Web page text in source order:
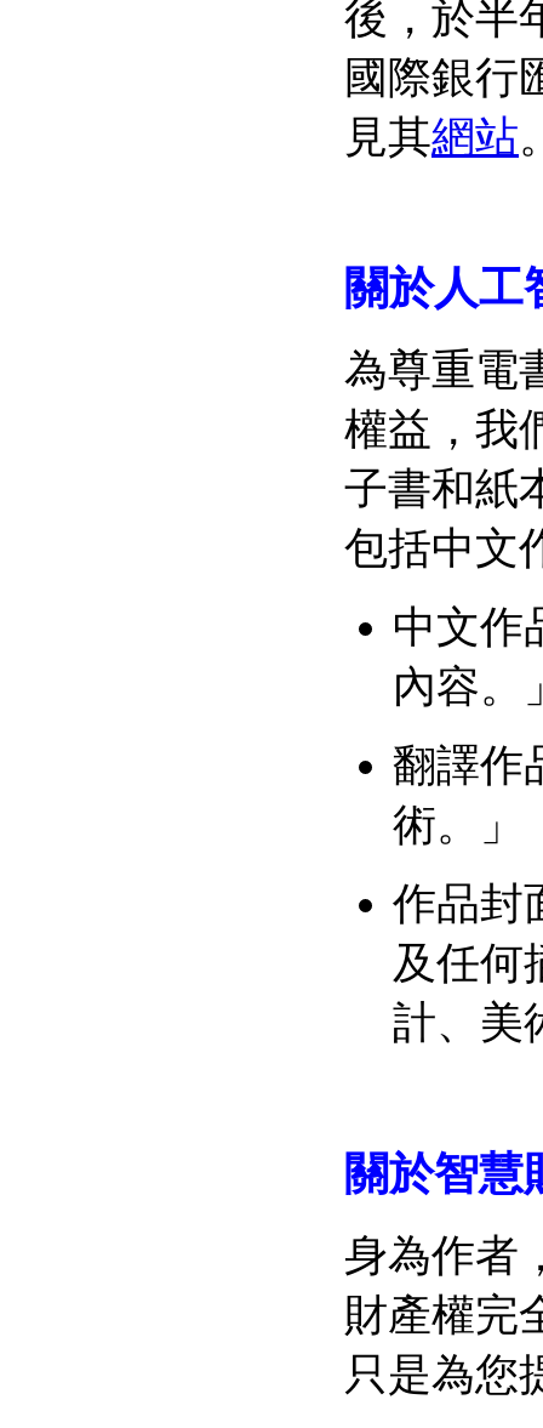
後，於半
國際銀行
見其網站
關於人工
為尊重電
權益，我
子書和紙
包括中文
中文作
內容。
翻譯作
術。」
作品封
及任何
計、美
關於智慧
身為作者
財產權完
只是為您